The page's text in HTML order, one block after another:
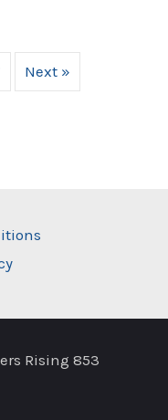
Next »
Rising 853